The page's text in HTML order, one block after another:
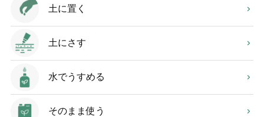
土に置く
土にさす
水でうすめる
そのまま使う